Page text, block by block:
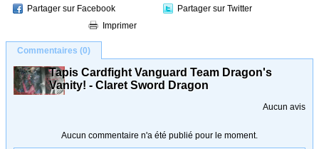
Partager sur Facebook
Partager sur Twitter
Imprimer
Commentaires (0)
Tapis Cardfight Vanguard Team Dragon's
Vanity! - Claret Sword Dragon
Aucun avis
Aucun commentaire n'a été publié pour le moment.